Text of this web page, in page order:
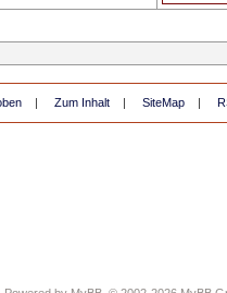
| Zum Inhalt | SiteMap |